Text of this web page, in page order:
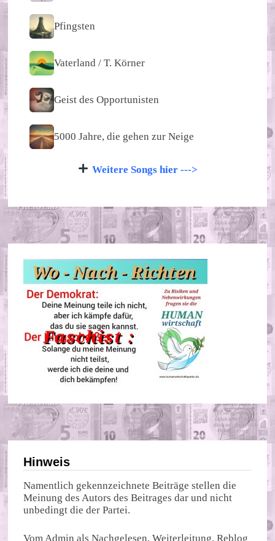
Pfingsten
Vaterland / T. Körner
Geist des Opportunisten
5000 Jahre, die gehen zur Neige
Weitere Songs hier --->
Hinweis
Namentlich gekennzeichnete Beiträge stellen die
Meinung des Autors des Beitrages dar und nicht
unbedingt die der Partei.
Vom Admin als Nachgelesen, Weiterleitung, Reblog